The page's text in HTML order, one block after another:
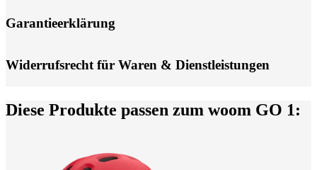
Garantieerklärung
Widerrufsrecht für Waren & Dienstleistungen
Diese Produkte passen zum woom GO 1: